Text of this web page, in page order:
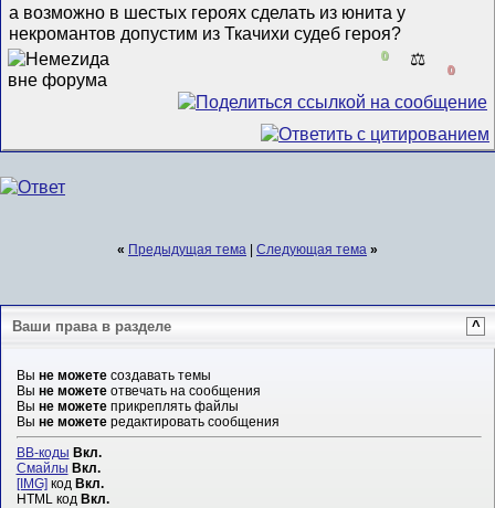
а возможно в шестых героях сделать из юнита у
некромантов допустим из Ткачихи судеб героя?
0 ⚖️
0
« Предыдущая тема Следующая тема »
Ваши права в разделе ^
Вы не можетесоздавать темы
Вы не можетеотвечать на сообщения
Вы не можетеприкреплять файлы
Вы не можетередактировать сообщения
BB-коды Вкл.
Смайлы Вкл.
[IMG]код Вкл.
HTML код Вкл.